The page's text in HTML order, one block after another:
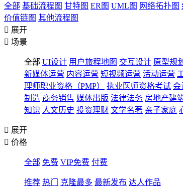
全部 基础流程图 甘特图 ER图 UML图 网络拓扑图
价值链图 其他流程图
 展开
 场景
全部 UI设计 用户旅程地图 交互设计 原型规划
新媒体运营 内容运营 短视频运营 活动运营
理师职业资格（PMP）
执业医师资格考试 会
制造 商务销售 媒体出版 法律法务 房地产建
知识 人文历史 投资理财 文学名著 亲子家庭
 展开
 价格
全部 免费 VIP免费 付费
推荐 热门 克隆最多 最新发布 达人作品